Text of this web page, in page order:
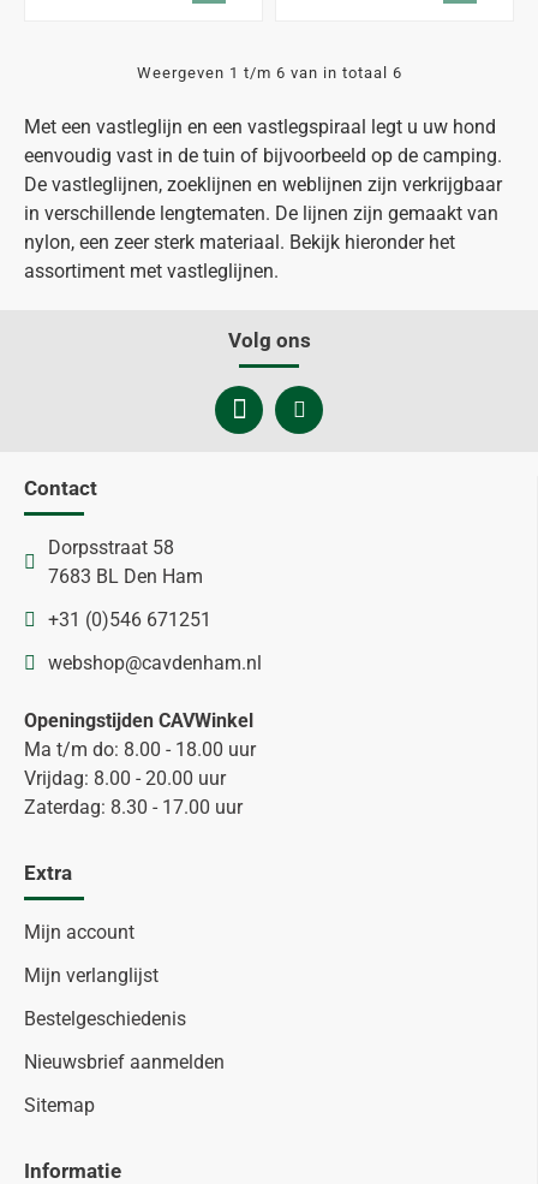
Met een vastleglijn en een vastlegspiraal legt u uw hond
eenvoudig vast in de tuin of bijvoorbeeld op de camping.
De vastleglijnen, zoeklijnen en weblijnen zijn verkrijgbaar
in verschillende lengtematen. De lijnen zijn gemaakt van
nylon, een zeer sterk materiaal. Bekijk hieronder het
assortiment met vastleglijnen.
Weergeven 1 t/m 6 van in totaal 6
Volg ons
Contact
Dorpsstraat 58
7683 BL Den Ham
+31 (0)546 671251
webshop@cavdenham.nl
Openingstijden CAVWinkel
Ma t/m do: 8.00 - 18.00 uur
Vrijdag: 8.00 - 20.00 uur
Zaterdag: 8.30 - 17.00 uur
Extra
Mijn account
Mijn verlanglijst
Bestelgeschiedenis
Nieuwsbrief aanmelden
Sitemap
Informatie